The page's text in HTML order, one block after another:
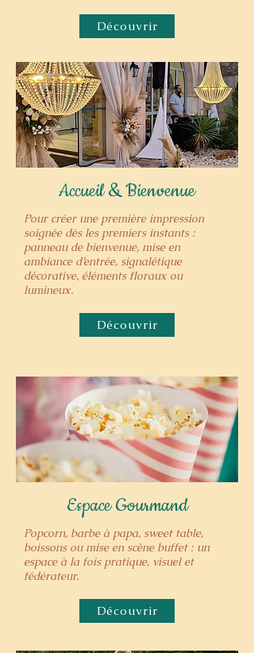
Découvrir
Accueil & Bienvenue
Pour créer une première impression
soignée dès les premiers instants :
panneau de bienvenue, mise en
ambiance d’entrée, signalétique
décorative, éléments floraux ou
lumineux.
Découvrir
Espace Gourmand
Popcorn, barbe à papa, sweet table,
boissons ou mise en scène buffet : un
espace à la fois pratique, visuel et
fédérateur.
Découvrir